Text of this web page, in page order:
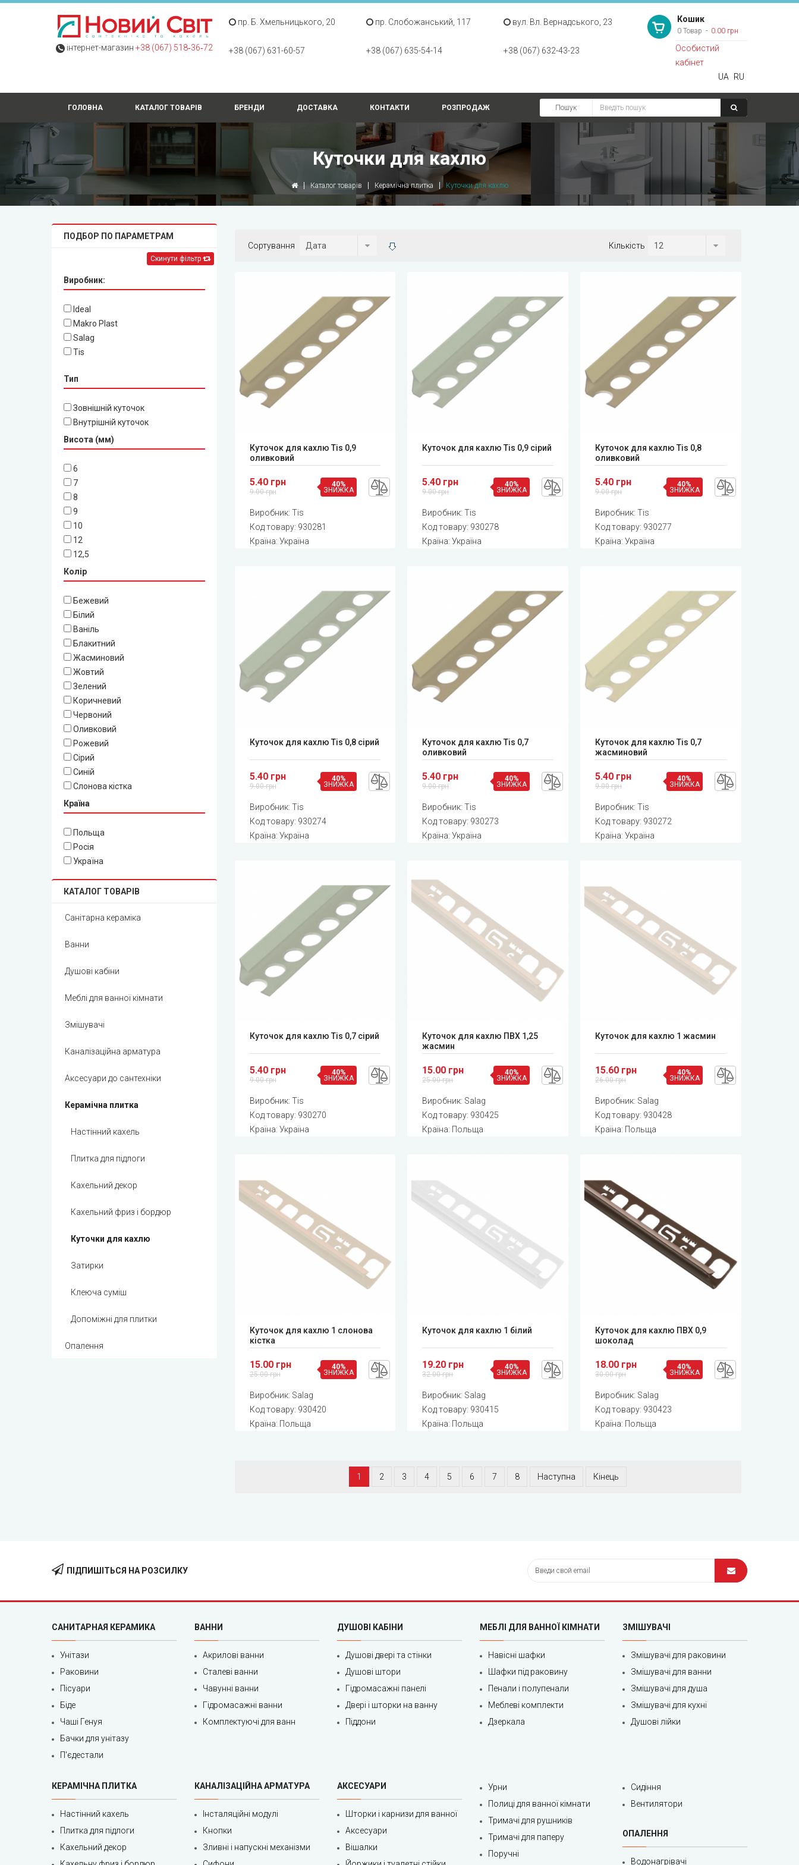
інтернет-магазин +38 (067) 518‑36‑72
пр. Б. Хмельницького, 20
+38 (067) 631-60-57
пр. Слобожанський, 117
+38 (067) 635-54-14
вул. Вл. Вернадського, 23
+38 (067) 632-43-23
Кошик
0 Товар 0.00 грн
Особистий
кабінет
UA
RU
ГОЛОВНА КАТАЛОГ ТОВАРІВ БРЕНДИ ДОСТАВКА КОНТАКТИ РОЗПРОДАЖ Пошук
Куточки для кахлю
Каталог товарів Керамічна плитка Куточки для кахлю
ПОДБОР ПО ПАРАМЕТРАМ
Скинути фільтр
Виробник:
Ideal
Makro Plast
Salag
Tis
Тип
Зовнішній куточок
Внутрішній куточок
Висота (мм)
6
7
8
9
10
12
12,5
Колір
Бежевий
Білий
Ваніль
Блакитний
Жасминовий
Жовтий
Зелений
Коричневий
Червоний
Оливковий
Рожевий
Сірий
Синій
Слонова кістка
Країна
Польща
Росія
Україна
КАТАЛОГ ТОВАРІВ
Санітарна кераміка
Ванни
Душові кабіни
Меблі для ванної кімнати
Змішувачі
Каналізаційна арматура
Аксесуари до сантехніки
Керамічна плитка
Настінний кахель
Плитка для підлоги
Кахельний декор
Кахельний фриз і бордюр
Куточки для кахлю
Затирки
Клеюча суміш
Допоміжні для плитки
Опалення
Сортування Кількість
Куточок для кахлю Tis 0,9
оливковий
5.40 грн
9.00 грн
40%
ЗНИЖКА
Виробник: Tis
Код товару: 930281
Країна: Україна
Куточок для кахлю Tis 0,9 сірий
5.40 грн
9.00 грн
40%
ЗНИЖКА
Виробник:Tis
Код товару: 930278
Країна: Україна
Куточок для кахлю Tis 0,8
оливковий
5.40 грн
9.00 грн
40%
ЗНИЖКА
Виробник:Tis
Код товару: 930277
Країна: Україна
Куточок для кахлю Tis 0,8 сірий
5.40 грн
9.00 грн
40%
ЗНИЖКА
Виробник: Tis
Код товару: 930274
Країна: Україна
Куточок для кахлю Tis 0,7
оливковий
5.40 грн
9.00 грн
40%
ЗНИЖКА
Виробник:Tis
Код товару: 930273
Країна: Україна
Куточок для кахлю Tis 0,7
жасминовий
5.40 грн
9.00 грн
40%
ЗНИЖКА
Виробник:Tis
Код товару: 930272
Країна: Україна
Куточок для кахлю Tis 0,7 сірий
5.40 грн
9.00 грн
40%
ЗНИЖКА
Виробник: Tis
Код товару: 930270
Країна: Україна
Куточок для кахлю ПВХ 1,25
жасмин
15.00 грн
25.00 грн
40%
ЗНИЖКА
Виробник: Salag
Код товару: 930425
Країна: Польща
Куточок для кахлю 1 жасмин
15.60 грн
26.00 грн
40%
ЗНИЖКА
Виробник: Salag
Код товару: 930428
Країна: Польща
Куточок для кахлю 1 слонова
кістка
15.00 грн
25.00 грн
40%
ЗНИЖКА
Виробник: Salag
Код товару: 930420
Країна: Польща
Куточок для кахлю 1 білий
19.20 грн
32.00 грн
40%
ЗНИЖКА
Виробник: Salag
Код товару: 930415
Країна: Польща
Куточок для кахлю ПВХ 0,9
шоколад
18.00 грн
30.00 грн
40%
ЗНИЖКА
Виробник: Salag
Код товару: 930423
Країна: Польща
1 2 3 4 5 6 7 8 Наступна Кінець
ПІДПИШІТЬСЯ НА РОЗСИЛКУ
САНИТАРНАЯ КЕРАМИКА
Унітази
Раковини
Пісуари
Біде
Чаші Генуя
Бачки для унітазу
П'єдестали
ВАННИ
Акрилові ванни
Сталеві ванни
Чавунні ванни
Гідромасажні ванни
Комплектуючі для ванн
ДУШОВІ КАБІНИ
Душові двері та стінки
Душові штори
Гідромасажні панелі
Двері і шторки на ванну
Піддони
МЕБЛІ ДЛЯ ВАННОЇ КІМНАТИ
Навісні шафки
Шафки під раковину
Пенали і полупенали
Меблеві комплекти
Дзеркала
ЗМІШУВАЧІ
Змішувачі для раковини
Змішувачі для ванни
Змішувачі для душа
Змішувачі для кухні
Душові лійки
КЕРАМІЧНА ПЛИТКА
Настінний кахель
Плитка для підлоги
Кахельний декор
КАНАЛІЗАЦІЙНА АРМАТУРА
Інсталяційні модулі
Кнопки
Зливні і напускні механізми
АКСЕСУАРИ
Шторки і карнизи для ванної
Аксесуари
Вішалки
Урни
Полиці для ванної кімнати
Тримачі для рушників
Тримачі для паперу
Поручні
Сидіння
Вентилятори
ОПАЛЕННЯ
Водонагрівачі